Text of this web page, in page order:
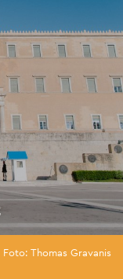
Foto: Thomas Gravanis